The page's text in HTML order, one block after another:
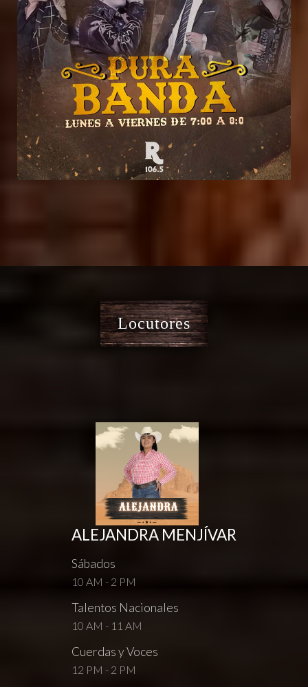
Locutores
ALEJANDRA MENJÍVAR
Sábados
10 AM - 2 PM
Talentos Nacionales
10 AM - 11 AM
Cuerdas y Voces
12 PM - 2 PM